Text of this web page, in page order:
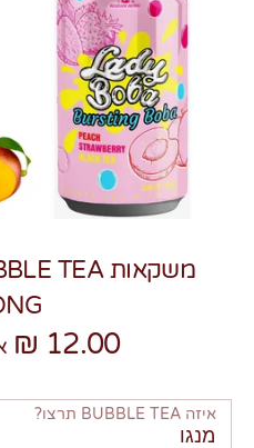
12.00 ₪
איזה BUBBLE TEA תרצו?
מנגו